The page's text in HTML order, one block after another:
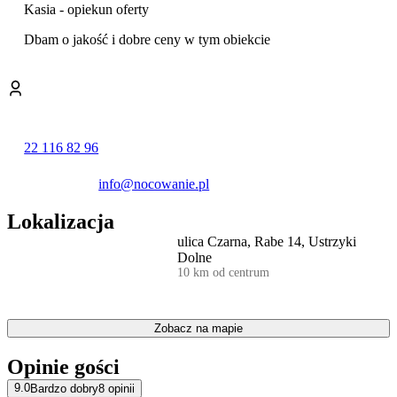
popularnością wśród miłośników trekkingu i narciarstwa.
Odległość ważnych miejsc od obiektu: Połonina Caryńska – 40 km,
Kasia - opiekun oferty
Dbam o jakość i dobre ceny w tym obiekcie
22 116 82 96
info@nocowanie.pl
Lokalizacja
ulica Czarna, Rabe 14, Ustrzyki
Dolne
10 km od centrum
Zobacz na mapie
Opinie gości
9.0Bardzo dobry8 opinii